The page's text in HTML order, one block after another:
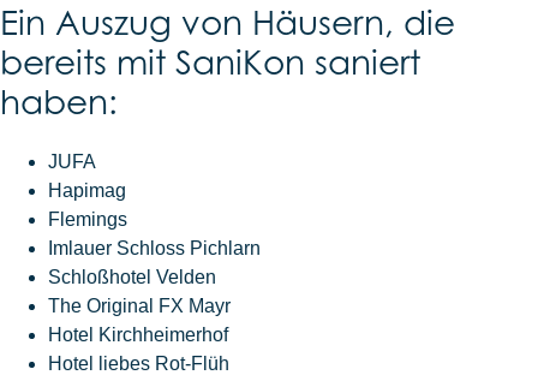
Ein Auszug von Häusern, die
bereits mit SaniKon saniert
haben:
JUFA
Hapimag
Flemings
Imlauer Schloss Pichlarn
Schloßhotel Velden
The Original FX Mayr
Hotel Kirchheimerhof
Hotel liebes Rot-Flüh